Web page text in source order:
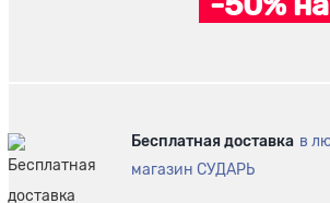
Бесплатная доставка в
магазин СУДАРЬ